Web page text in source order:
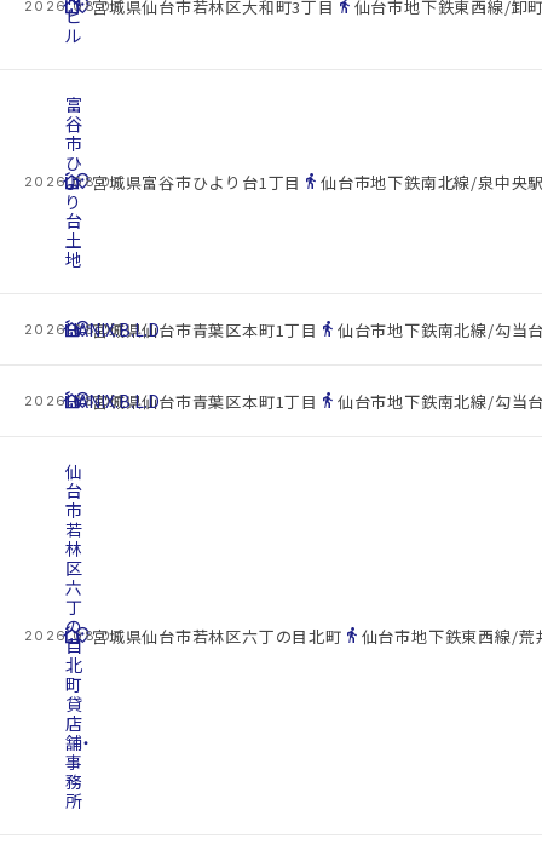
2026.08.07
cottage
ビ
ル
location_on宮城県仙台市若林区大和町3丁目 directions_walk 仙台市地下鉄東西線/卸
2026.08.07
cottage
富
谷
市
ひ
よ
り
台
土
地
location_on宮城県富谷市ひより台1丁目 directions_walk仙台市地下鉄南北線/泉中央
2026.08.07
cottage
HANIX.B.L.D
location_on宮城県仙台市青葉区本町1丁目 directions_walk 仙台市地下鉄南北線/勾当
2026.08.07
cottage
HANIX.B.L.D
location_on宮城県仙台市青葉区本町1丁目 directions_walk 仙台市地下鉄南北線/勾当
2026.08.07
cottage
仙
台
市
若
林
区
六
丁
の
目
北
町
貸
店
舗・
事
務
所
location_on宮城県仙台市若林区六丁の目北町 directions_walk 仙台市地下鉄東西線/荒